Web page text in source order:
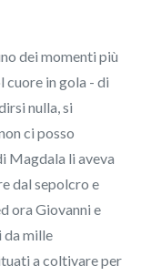
dei momenti più
cuore in gola - di
nulla, si
ci posso
Magdala li aveva
dal sepolcro e
ora Giovanni e
da mille
a coltivare per